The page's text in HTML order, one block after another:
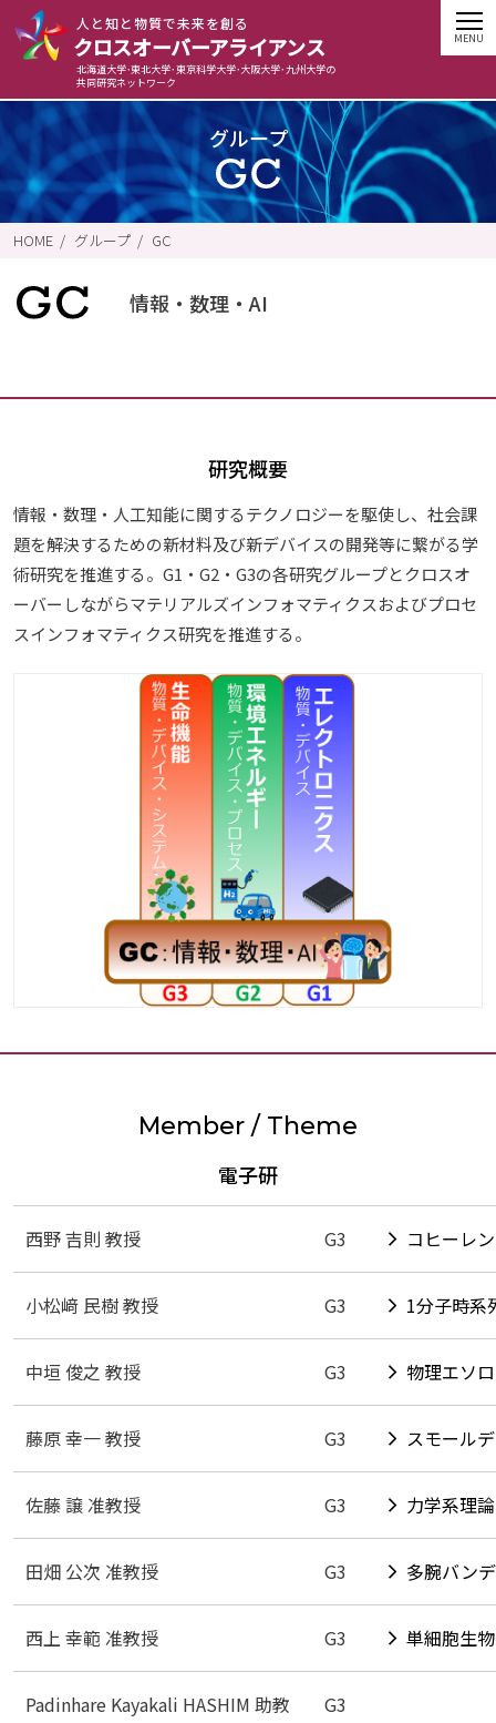
⼈と知と物質で未来を創る
クロスオーバーアライアンス
北海道大学･東北大学･東京科学大学･大阪大学･九州大学の
共同研究ネットワーク
グループ
HOME グループ GC
情報・数理・AI
研究概要
情報・数理・人工知能に関するテクノロジーを駆使し、社会課
題を解決するための新材料及び新デバイスの開発等に繋がる学
術研究を推進する。G1・G2・G3の各研究グループとクロスオ
ーバーしながらマテリアルズインフォマティクスおよびプロセ
スインフォマティクス研究を推進する。
Member / Theme
電子研
西野 吉則 教授 G3 コヒーレ
小松﨑 民樹 教授 G3 1分子時系
中垣 俊之 教授 G3 物理エソ
藤原 幸一 教授 G3 スモール
佐藤 譲 准教授 G3 力学系理
田畑 公次 准教授 G3 多腕バン
西上 幸範 准教授 G3 単細胞生
Padinhare Kayakali HASHIM 助教 G3